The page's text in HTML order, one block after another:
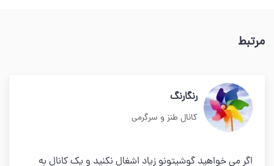
مرتبط
رنگارنگ
کانال طنز و سرگرمی
اگر مي خواهيد گوشيتونو زياد اشغال نكنيد و يك كانال به